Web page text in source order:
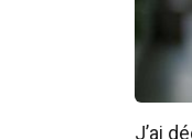
J’ai